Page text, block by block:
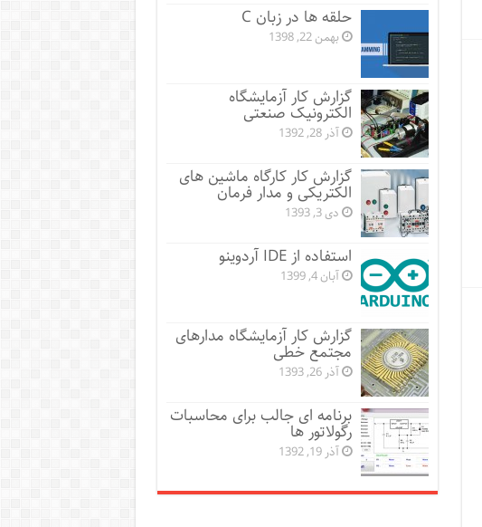
حلقه ها در زبان C
بهمن 22, 1398
گزارش کار آزمایشگاه
الکترونیک صنعتی
آذر 28, 1392
گزارش کار کارگاه ماشین های
الکتریکی و مدار فرمان
دی 3, 1393
استفاده از IDE آردوینو
آبان 4, 1399
گزارش کار آزمایشگاه مدارهای
مجتمع خطی
آذر 26, 1393
برنامه ای جالب برای محاسبات
رگولاتور ها
آذر 19, 1392